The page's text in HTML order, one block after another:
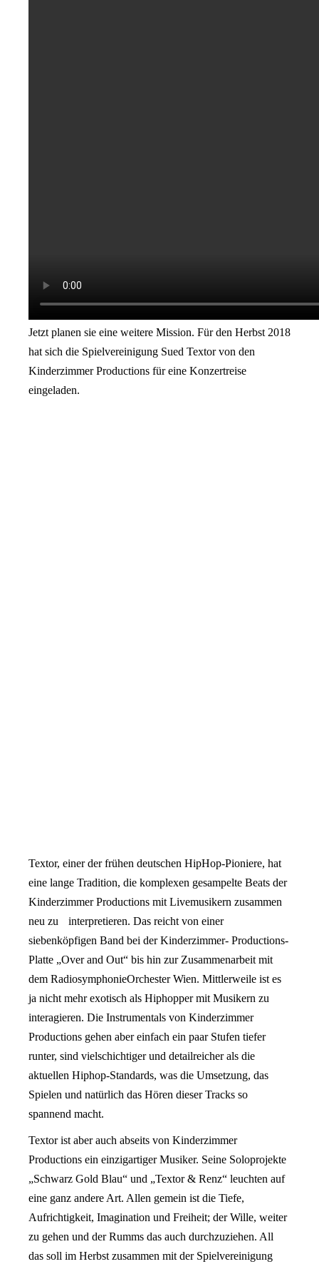
Jetzt planen sie eine weitere Mission. Für den Herbst 2018
hat sich die Spielvereinigung Sued Textor von den
Kinderzimmer Productions für eine Konzertreise
eingeladen.
Textor, einer der frühen deutschen HipHop-Pioniere, hat
eine lange Tradition, die komplexen gesampelte Beats der
Kinderzimmer Productions mit Livemusikern zusammen
neu zu interpretieren. Das reicht von einer
siebenköpfigen Band bei der Kinderzimmer- Productions-
Platte „Over and Out“ bis hin zur Zusammenarbeit mit
dem RadiosymphonieOrchester Wien. Mittlerweile ist es
ja nicht mehr exotisch als Hiphopper mit Musikern zu
interagieren. Die Instrumentals von Kinderzimmer
Productions gehen aber einfach ein paar Stufen tiefer
runter, sind vielschichtiger und detailreicher als die
aktuellen Hiphop-Standards, was die Umsetzung, das
Spielen und natürlich das Hören dieser Tracks so
spannend macht.
Textor ist aber auch abseits von Kinderzimmer
Productions ein einzigartiger Musiker. Seine Soloprojekte
„Schwarz Gold Blau“ und „Textor & Renz“ leuchten auf
eine ganz andere Art. Allen gemein ist die Tiefe,
Aufrichtigkeit, Imagination und Freiheit; der Wille, weiter
zu gehen und der Rumms das auch durchzuziehen. All
das soll im Herbst zusammen mit der Spielvereinigung